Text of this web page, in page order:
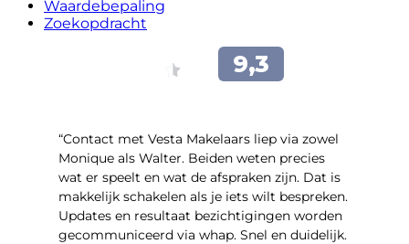
Waardebepaling
Zoekopdracht
“Contact met Vesta Makelaars liep via zowel
Monique als Walter. Beiden weten precies
wat er speelt en wat de afspraken zijn. Dat is
makkelijk schakelen als je iets wilt bespreken.
Updates en resultaat bezichtigingen worden
gecommuniceerd via whap. Snel en duidelijk.